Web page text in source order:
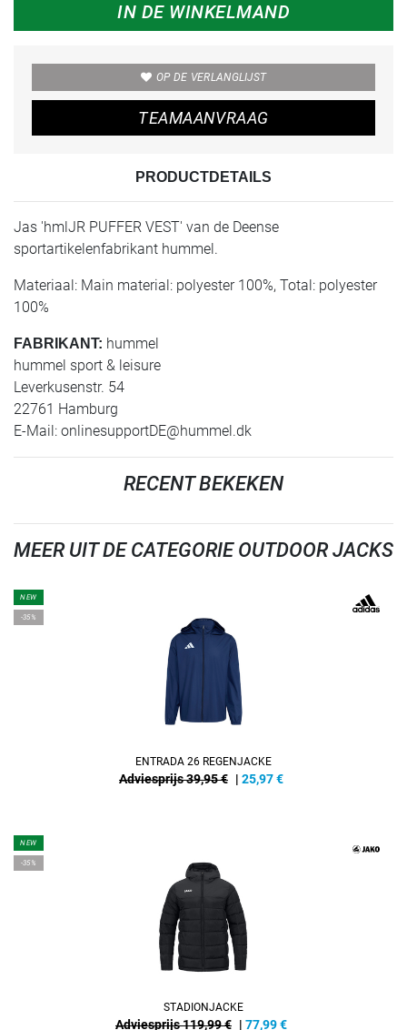
IN DE WINKELMAND
OP DE VERLANGLIJST
TEAMAANVRAAG
PRODUCTDETAILS
Jas 'hmlJR PUFFER VEST' van de Deense
sportartikelenfabrikant hummel.
Materiaal: Main material: polyester 100%, Total: polyester
100%
FABRIKANT: hummel
hummel sport & leisure
Leverkusenstr. 54
22761 Hamburg
E-Mail: onlinesupportDE@hummel.dk
RECENT BEKEKEN
MEER UIT DE CATEGORIE OUTDOOR JACKS
NEW
-35%
ENTRADA 26 REGENJACKE
Adviesprijs 39,95 € | 25,97€
NEW
-35%
STADIONJACKE
Adviesprijs 119,99 € | 77,99€